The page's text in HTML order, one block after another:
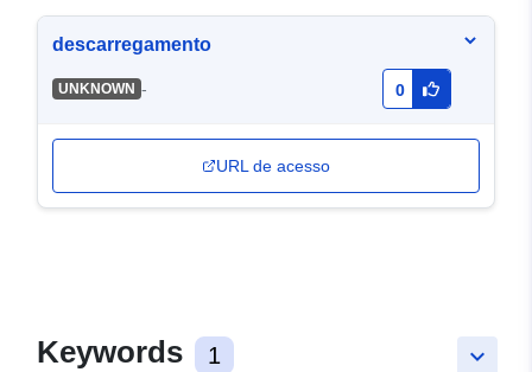
descarregamento
UNKNOWN - 0
URL de acesso
keyboard_arrow_down
Keywords 1